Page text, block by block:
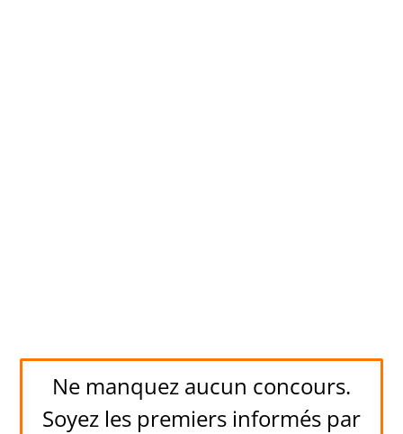
Ne manquez aucun concours.
Soyez les premiers informés par